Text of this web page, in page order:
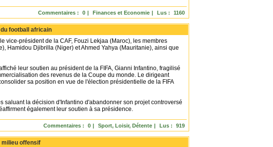
Lus : 1160
Finances et Economie |
Commentaires : 0 |
football africain
vice-président de la CAF, Fouzi Lekjaa (Maroc), les membres
Hamidou Djibrilla (Niger) et Ahmed Yahya (Mauritanie), ainsi que
leur soutien au président de la FIFA, Gianni Infantino, fragilisé
des revenus de la Coupe du monde. Le dirigeant
sa position en vue de l'élection présidentielle de la FIFA
la décision d'Infantino d'abandonner son projet controversé
également leur soutien à sa présidence.
Lus : 919
Sport, Loisir, Détente |
Commentaires : 0 |
milieu offensif